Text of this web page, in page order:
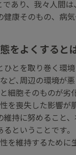
あり、我々人間
康そのもの、病気
をよくすると
とを取り巻く環境
ど､周辺の環境が
細胞そのものが劣
を喪失した影響が
持に努めること
ということです｡
を維持するために